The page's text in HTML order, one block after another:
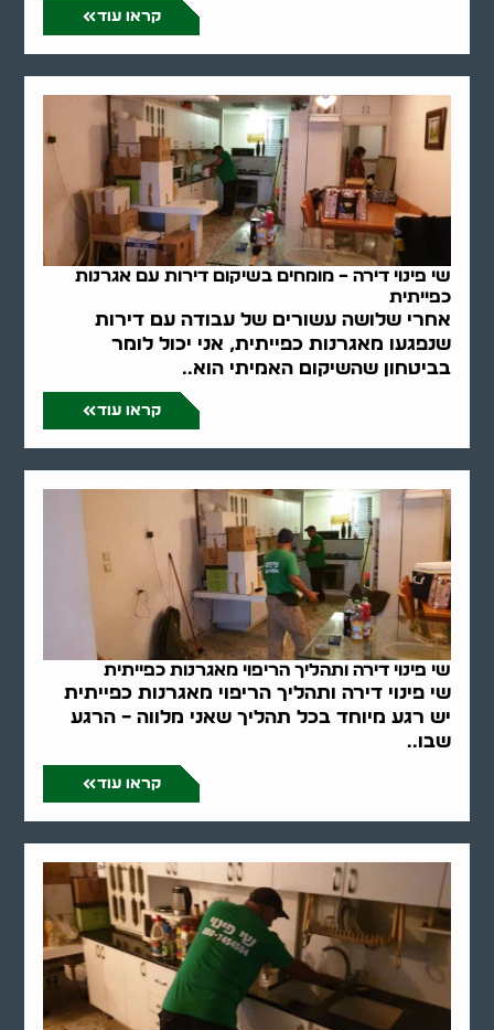
קראו עוד
שי פינוי דירה – מומחים בשיקום דירות עם אגרנות
כפייתית
אחרי שלושה עשורים של עבודה עם דירות
שנפגעו מאגרנות כפייתית, אני יכול לומר
בביטחון שהשיקום האמיתי הוא..
קראו עוד
שי פינוי דירה ותהליך הריפוי מאגרנות כפייתית
שי פינוי דירה ותהליך הריפוי מאגרנות כפייתית
יש רגע מיוחד בכל תהליך שאני מלווה – הרגע
שבו..
קראו עוד